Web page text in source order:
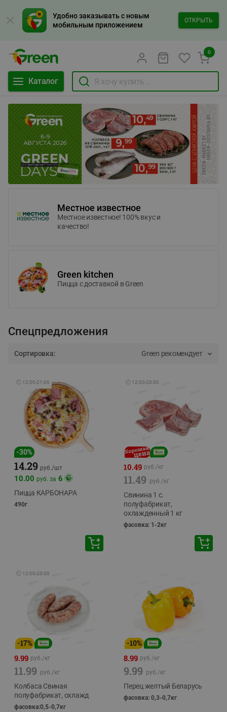
Удобно заказывать с новым
мобильным приложением
ОТКРЫТЬ
Каталог
0
Местное известное
Местное известное! 100% вкус и
качество!
Green kitchen
Пицца c доставкой в Green
Спецпредложения
Сортировка: Green рекомендует
🕘 12:00-21:00
-30%
14.29 руб./шт
10.00 руб. за 6
Пицца КАРБОНАРА
490г
🕘 12:00-20:00
10.49 руб./кг
11.49 руб./кг
Свинина 1 с.
полуфабрикат,
охлажденный 1 кг
фасовка: 1-2кг
🕘 12:00-20:00
-17%
9.99 руб./кг
11.99 руб./кг
Колбаса Свиная
полуфабрикат, охлажд
фасовка:0,5-0,7кг
-10%
8.99 руб./кг
9.99 руб./кг
Перец желтый Беларусь
фасовка: 0,3-0,7кг